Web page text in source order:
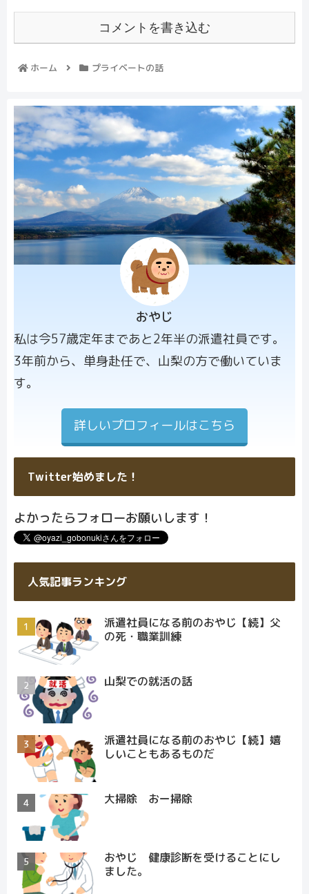
コメントを書き込む
ホーム プライベートの話
プロフィー
ル画像
おやじ
私は今57歳定年まであと2年半の派遣社員です。
3年前から、単身赴任で、山梨の方で働いていま
す。
詳しいプロフィールはこちら
Twitter始めました！
よかったらフォローお願いします！
人気記事ランキング
派遣社員になる前のおやじ【続】父
の死・職業訓練
山梨での就活の話
派遣社員になる前のおやじ【続】嬉
しいこともあるものだ
大掃除 おー掃除
おやじ 健康診断を受けることにし
ました。